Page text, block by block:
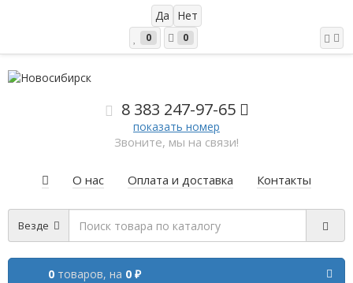
0 0
8 383 247-97-65
показать номер
Звоните, мы на связи!
О нас Оплата и доставка Контакты
Везде
0 товаров, на 0 ₽